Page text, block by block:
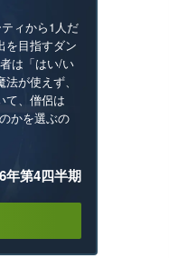
ィから1人だ
を目指すダン
は「はい/い
が使えず、
て、僧侶は
かを選ぶの
年第4四半期